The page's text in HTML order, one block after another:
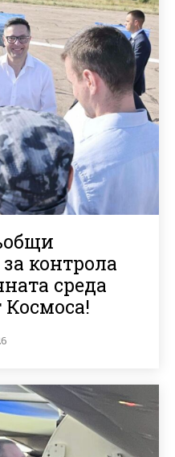
контрола
среда